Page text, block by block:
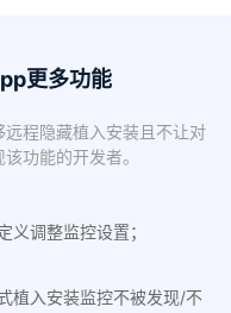
更多功能
程隐藏植入安装且不让对
功能的开发者。
义调整监控设置；
植入安装监控不被发现/不